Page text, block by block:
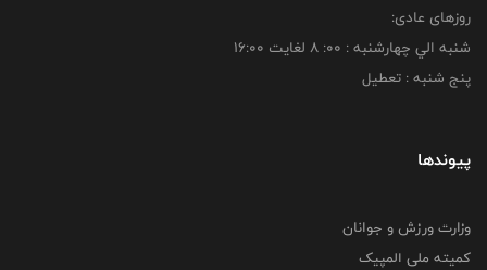
روزهای عادی:
شنبه الي چهارشنبه : 00: 8 لغايت 16:00
پنج شنبه : تعطیل
پیوندها
وزارت ورزش و جوانان
کمیته ملی المپیک